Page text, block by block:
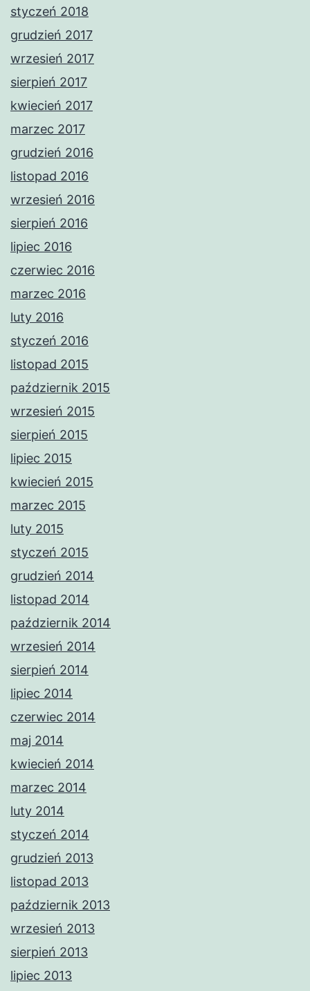
styczeń 2018
grudzień 2017
wrzesień 2017
sierpień 2017
kwiecień 2017
marzec 2017
grudzień 2016
listopad 2016
wrzesień 2016
sierpień 2016
lipiec 2016
czerwiec 2016
marzec 2016
luty 2016
styczeń 2016
listopad 2015
październik 2015
wrzesień 2015
sierpień 2015
lipiec 2015
kwiecień 2015
marzec 2015
luty 2015
styczeń 2015
grudzień 2014
listopad 2014
październik 2014
wrzesień 2014
sierpień 2014
lipiec 2014
czerwiec 2014
maj 2014
kwiecień 2014
marzec 2014
luty 2014
styczeń 2014
grudzień 2013
listopad 2013
październik 2013
wrzesień 2013
sierpień 2013
lipiec 2013